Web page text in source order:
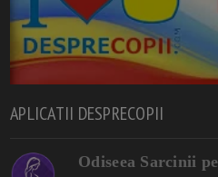
APLICATII DESPRECOPII
Odiseea Sarcinii